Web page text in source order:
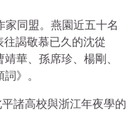
同盟。燕園近五十名
謁敬慕已久的沈從
華、孫席珍、楊剛、
》。
諸高校與浙江年夜學的